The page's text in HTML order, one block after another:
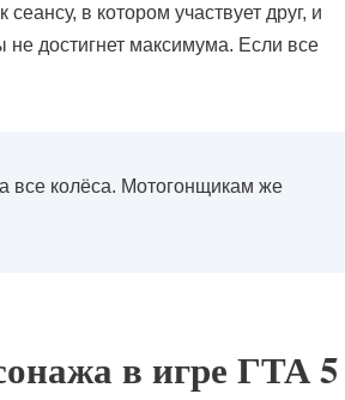
в котором участвует друг, и
не достигнет максимума. Если все
все колёса. Мотогонщикам же
в игре ГТА 5